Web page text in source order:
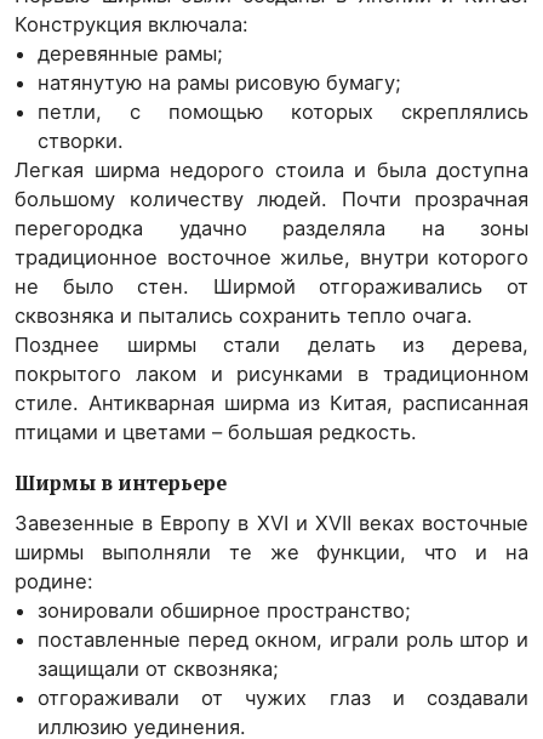
Конструкция включала:
деревянные рамы;
натянутую на рамы рисовую бумагу;
петли, с помощью которых скреплялись
створки.
Легкая ширма недорого стоила и была доступна
большому количеству людей. Почти прозрачная
перегородка удачно разделяла на зоны
традиционное восточное жилье, внутри которого
не было стен. Ширмой отгораживались от
сквозняка и пытались сохранить тепло очага.
Позднее ширмы стали делать из дерева,
покрытого лаком и рисунками в традиционном
стиле. Антикварная ширма из Китая, расписанная
птицами и цветами – большая редкость.
Ширмы в интерьере
Завезенные в Европу в XVI и XVII веках восточные
ширмы выполняли те же функции, что и на
родине:
зонировали обширное пространство;
поставленные перед окном, играли роль штор и
защищали от сквозняка;
отгораживали от чужих глаз и создавали
иллюзию уединения.